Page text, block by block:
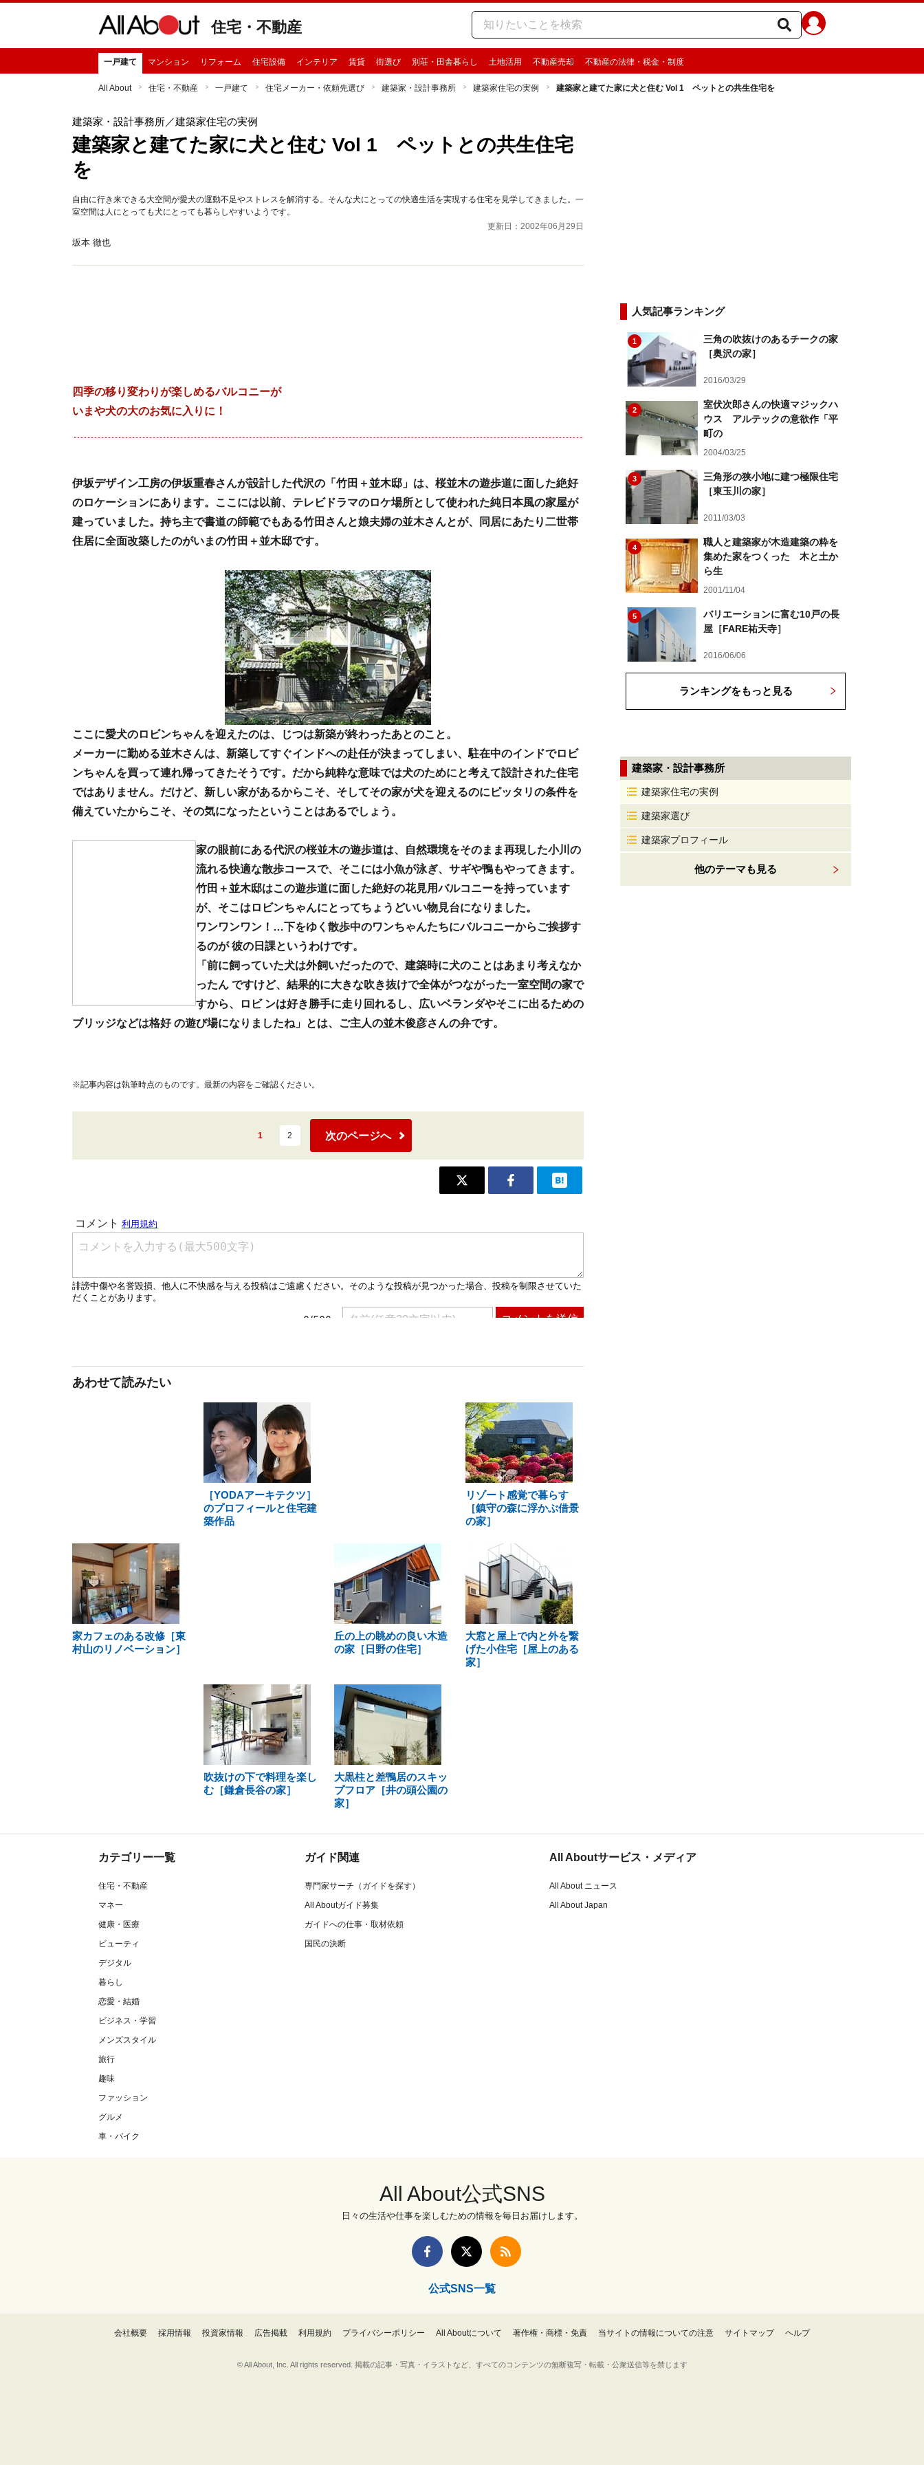
住宅・不動産
一戸建て マンション リフォーム 住宅設備 インテリア 賃貸 街選び 別荘・田舎暮らし 土地活用 不動産売却 不動産の法律・税金・制度
All About 住宅・不動産 一戸建て 住宅メーカー・依頼先選び 建築家・設計事務所 建築家住宅の実例 建築家と建てた家に犬と住む Vol 1 ペットとの共生住宅を
建築家・設計事務所／建築家住宅の実例
建築家と建てた家に犬と住む Vol 1 ペットとの共生住宅
を
自由に行き来できる大空間が愛犬の運動不足やストレスを解消する。そんな犬にとっての快適生活を実現する住宅を見学してきました。一
室空間は人にとっても犬にとっても暮らしやすいようです。
更新日：2002年06月29日
坂本 徹也
四季の移り変わりが楽しめるバルコニーが
いまや犬の大のお気に入りに！
伊坂デザイン工房の伊坂重春さんが設計した代沢の「竹田＋並木邸」は、桜並木の遊歩道に面した絶好
のロケーションにあります。ここには以前、テレビドラマのロケ場所として使われた純日本風の家屋が
建っていました。持ち主で書道の師範でもある竹田さんと娘夫婦の並木さんとが、同居にあたり二世帯
住居に全面改築したのがいまの竹田＋並木邸です。
ここに愛犬のロビンちゃんを迎えたのは、じつは新築が終わったあとのこと。
メーカーに勤める並木さんは、新築してすぐインドへの赴任が決まってしまい、駐在中のインドでロビ
ンちゃんを買って連れ帰ってきたそうです。だから純粋な意味では犬のためにと考えて設計された住宅
ではありません。だけど、新しい家があるからこそ、そしてその家が犬を迎えるのにピッタリの条件を
備えていたからこそ、その気になったということはあるでしょう。
家の眼前にある代沢の桜並木の遊歩道は、自然環境をそのまま再現した小川の
流れる快適な散歩コースで、そこには小魚が泳ぎ、サギや鴨もやってきます。
竹田＋並木邸はこの遊歩道に面した絶好の花見用バルコニーを持っています
が、そこはロビンちゃんにとってちょうどいい物見台になりました。
ワンワンワン！…下をゆく散歩中のワンちゃんたちにバルコニーからご挨拶す
るのが 彼の日課というわけです。
「前に飼っていた犬は外飼いだったので、建築時に犬のことはあまり考えなか
ったん ですけど、結果的に大きな吹き抜けで全体がつながった一室空間の家で
すから、ロビ ンは好き勝手に走り回れるし、広いベランダやそこに出るための
ブリッジなどは格好 の遊び場になりましたね」とは、ご主人の並木俊彦さんの弁です。
※記事内容は執筆時点のものです。最新の内容をご確認ください。
1 2 次のページへ
あわせて読みたい
［YODAアーキテクツ］
のプロフィールと住宅建
築作品
リゾート感覚で暮らす
［鎮守の森に浮かぶ借景
の家］
家カフェのある改修［東
村山のリノベーション］
丘の上の眺めの良い木造
の家［日野の住宅］
大窓と屋上で内と外を繋
げた小住宅［屋上のある
家］
吹抜けの下で料理を楽し
む［鎌倉長谷の家］
大黒柱と差鴨居のスキッ
プフロア［井の頭公園の
家］
人気記事ランキング
1
三角の吹抜けのあるチークの家
［奥沢の家］
2016/03/29
2
室伏次郎さんの快適マジックハ
ウス アルテックの意欲作「平
町の
2004/03/25
3
三角形の狭小地に建つ極限住宅
［東玉川の家］
2011/03/03
4
職人と建築家が木造建築の粋を
集めた家をつくった 木と土か
ら生
2001/11/04
5
バリエーションに富む10戸の長
屋［FARE祐天寺］
2016/06/06
ランキングをもっと見る
建築家・設計事務所
建築家住宅の実例
建築家選び
建築家プロフィール
他のテーマも見る
カテゴリー一覧
住宅・不動産
マネー
健康・医療
ビューティ
デジタル
暮らし
恋愛・結婚
ビジネス・学習
メンズスタイル
旅行
趣味
ファッション
グルメ
車・バイク
ガイド関連
専門家サーチ（ガイドを探す）
All Aboutガイド募集
ガイドへの仕事・取材依頼
国民の決断
All Aboutサービス・メディア
All About ニュース
All About Japan
All About公式SNS
日々の生活や仕事を楽しむための情報を毎日お届けします。
公式SNS一覧
会社概要 採用情報 投資家情報 広告掲載 利用規約 プライバシーポリシー All Aboutについて 著作権・商標・免責 当サイトの情報についての注意 サイトマップ ヘルプ
© All About, Inc. All rights reserved. 掲載の記事・写真・イラストなど、すべてのコンテンツの無断複写・転載・公衆送信等を禁じます